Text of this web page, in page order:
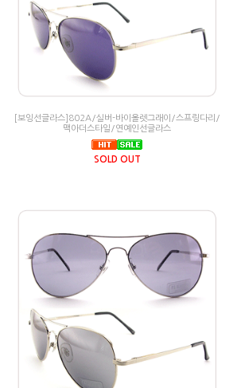
[보잉선글라스]802A/실버-바이올렛그래이/스프링다리/
맥아더스타일/연예인선글라스
SOLD OUT